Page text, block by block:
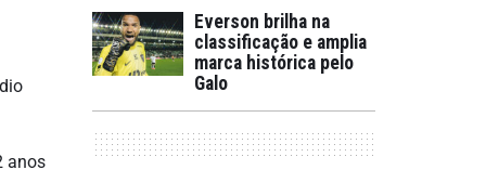
anos
Everson brilha na
classificação e amplia
marca histórica pelo
Galo